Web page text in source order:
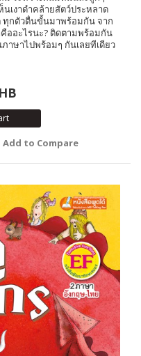
เงาดำคล้ายสัตว์ประหลาด
ทุกตัวตื่นขั้นมาพร้อมกัน จาก
ออะไรนะ? ติดตามพร้อมกัน
าษาไปพร้อมๆ กันเลยทีเดียว
Add to Compare